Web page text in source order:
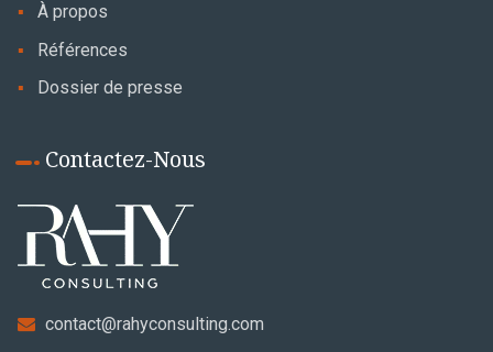
À propos
Références
Dossier de presse
Contactez-Nous
contact@rahyconsulting.com